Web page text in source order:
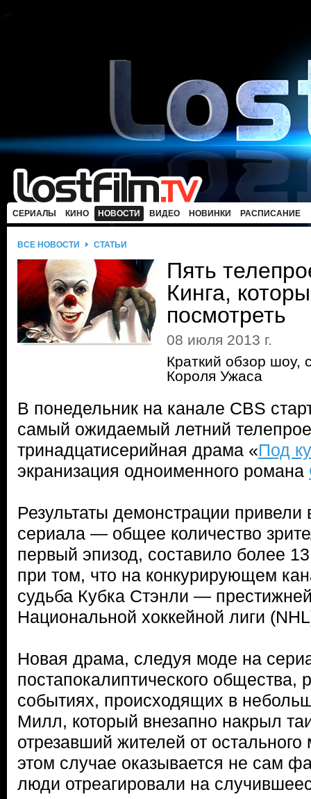
СЕРИАЛЫ КИНО НОВОСТИ ВИДЕО НОВИНКИ РАСПИСАНИЕ
ВСЕ НОВОСТИ СТАТЬИ
Пять
Кинга,
посмотреть
08 июля 2013 г.
Краткий обзор шоу,
Короля Ужаса
В понедельник на канале CBS
самый ожидаемый летний
тринадцатисерийная драма «Под
экранизация одноименного романа
Результаты демонстрации привели
сериала — общее количество
первый эпизод, составило более
при том, что на конкурирующем
судьба Кубка Стэнли —
Национальной хоккейной лиги
Новая драма, следуя моде на
постапокалиптического общества,
событиях, происходящих в
Милл, который внезапно накрыл
отрезавший жителей от
этом случае оказывается не сам
люди отреагировали на